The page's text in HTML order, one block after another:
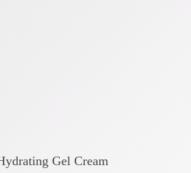
Gel Cream